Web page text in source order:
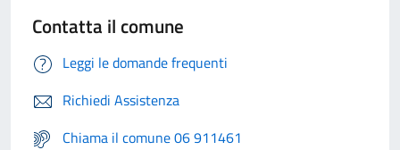
Contatta il comune
Leggi le domande frequenti
Richiedi Assistenza
Chiama il comune 06 911461